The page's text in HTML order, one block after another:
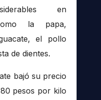
en
la papa,
el pollo
de dientes.
bajó su precio
pesos por kilo